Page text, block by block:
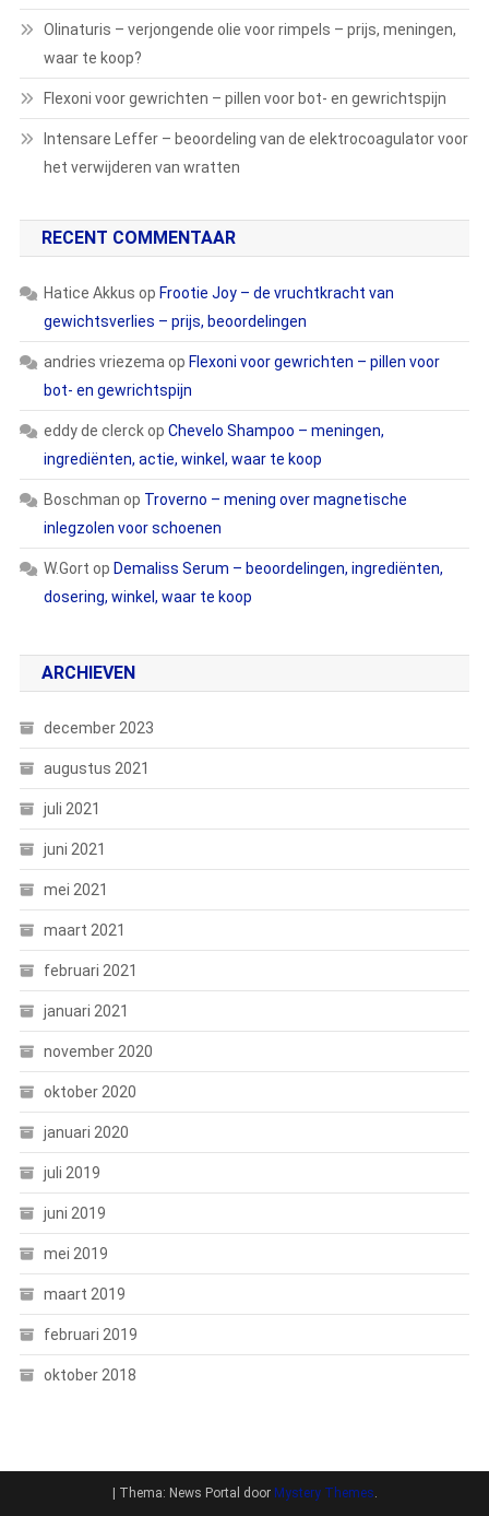
Olinaturis – verjongende olie voor rimpels – prijs, meningen,
waar te koop?
Flexoni voor gewrichten – pillen voor bot- en gewrichtspijn
Intensare Leffer – beoordeling van de elektrocoagulator voor
het verwijderen van wratten
RECENT COMMENTAAR
Hatice Akkus op Frootie Joy – de vruchtkracht van
gewichtsverlies – prijs, beoordelingen
andries vriezema op Flexoni voor gewrichten – pillen voor
bot- en gewrichtspijn
eddy de clerckop Chevelo Shampoo – meningen,
ingrediënten, actie, winkel, waar te koop
Boschman op Troverno – mening over magnetische
inlegzolen voor schoenen
W.Gort op Demaliss Serum – beoordelingen, ingrediënten,
dosering, winkel, waar te koop
ARCHIEVEN
december 2023
augustus 2021
juli 2021
juni 2021
mei 2021
maart 2021
februari 2021
januari 2021
november 2020
oktober 2020
januari 2020
juli 2019
juni 2019
mei 2019
maart 2019
februari 2019
oktober 2018
Thema: News Portal door Mystery Themes.